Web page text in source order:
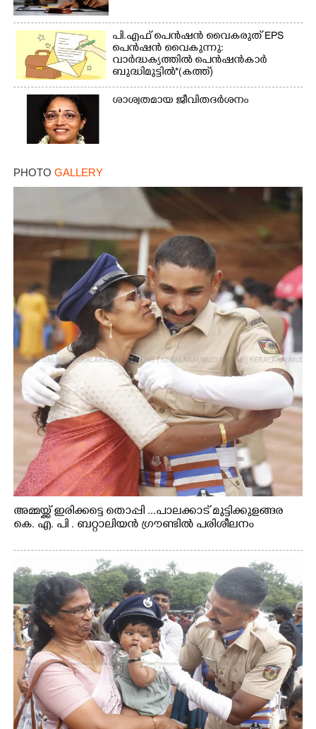
പി.എഫ് പെൻഷൻ വൈകരുത് EPS
പെൻഷൻ വൈകുന്നു:
വാർദ്ധക്യത്തിൽ പെൻഷൻകാർ
ബുദ്ധിമുട്ടിൽ*(കത്ത്)
ശാശ്വതമായ ജീവിതദർശനം
PHOTO GALLERY
അമ്മയ്ക്ക് ഇരിക്കട്ടെ തൊപ്പി ...പാലക്കാട് മുട്ടിക്കുളങ്ങര
കെ. എ. പി . ബറ്റാലിയൻ ഗ്രൗണ്ടിൽ പരിശീലനം